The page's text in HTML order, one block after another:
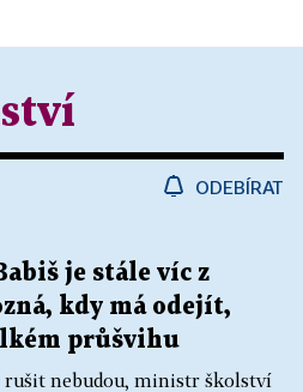
ODEBÍRAT
je stále víc z
kdy má odejít,
průšvihu
rušit nebudou, ministr školství